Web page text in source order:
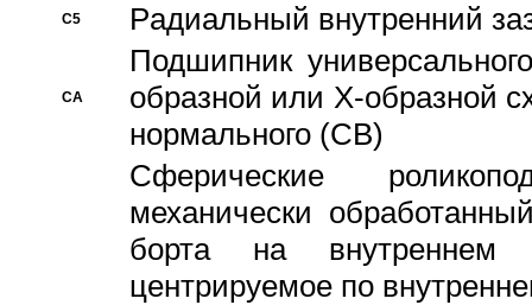
C5 Pадиальный внутренний
CA
Подшипник
образной или Х-образной
нормального (CB)
Сферические
механически
борта на внутреннем
центрируемое по